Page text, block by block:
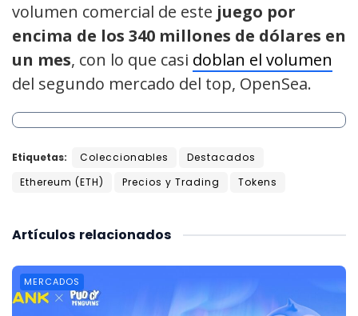
volumen comercial de este juego por
encima de los 340 millones de dólares en
un mes, con lo que casi doblan el volumen
del segundo mercado del top, OpenSea.
Etiquetas: Coleccionables
Destacados
Ethereum (ETH)
Precios y Trading Tokens
relacionados
Artículos
MERCADOS